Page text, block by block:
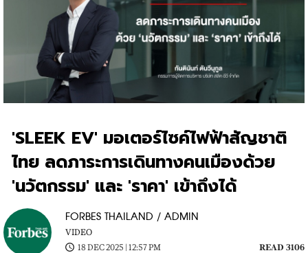
'SLEEK EV' มอเตอร์ไซค์ไฟฟ้าสัญชาติ
ไทย ลดภาระการเดินทางคนเมืองด้วย
'นวัตกรรม' และ 'ราคา' เข้าถึงได้
FORBES THAILAND / ADMIN
VIDEO
18 DEC 2025 | 12:57 PM
READ 3106